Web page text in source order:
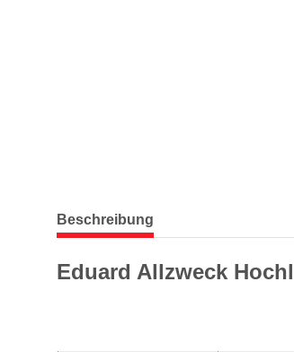
weitere Registerkarten anzeigen
Beschreibung
Eduard Allzweck